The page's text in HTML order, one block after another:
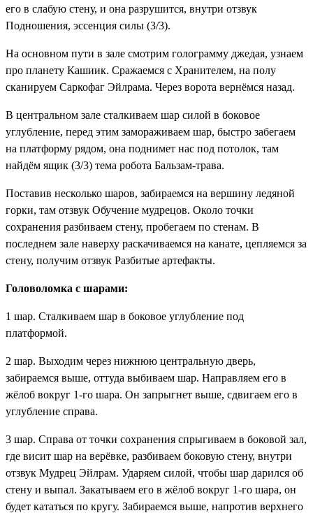
его в слабую стену, и она разрушится, внутри отзвук
Подношения, эссенция силы (3/3).
На основном пути в зале смотрим голограмму джедая, узнаем
про планету Кашиик. Сражаемся с Хранителем, на полу
сканируем Саркофаг Эйлрама. Через ворота вернёмся назад.
В центральном зале сталкиваем шар силой в боковое
углубление, перед этим замораживаем шар, быстро забегаем
на платформу рядом, она поднимет нас под потолок, там
найдём ящик (3/3) тема робота Бальзам-трава.
Поставив несколько шаров, забираемся на вершину ледяной
горки, там отзвук Обучение мудрецов. Около точки
сохранения разбиваем стену, пробегаем по стенам. В
последнем зале наверху раскачиваемся на канате, цепляемся за
стену, получим отзвук Разбитые артефакты.
Головоломка с шарами:
1 шар. Сталкиваем шар в боковое углубление под
платформой.
2 шар. Выходим через нижнюю центральную дверь,
забираемся выше, оттуда выбиваем шар. Направляем его в
жёлоб вокруг 1-го шара. Он запрыгнет выше, сдвигаем его в
углубление справа.
3 шар. Справа от точки сохранения спрыгиваем в боковой зал,
где висит шар на верёвке, разбиваем боковую стену, внутри
отзвук Мудрец Эйлрам. Ударяем силой, чтобы шар дарился об
стену и выпал. Закатываем его в жёлоб вокруг 1-го шара, он
будет кататься по кругу. Забираемся выше, напротив верхнего